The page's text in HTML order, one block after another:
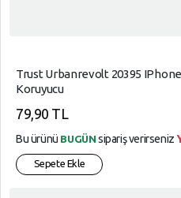
Trust Urbanrevolt 20395
Koruyucu
79,90 TL
Bu ürünü BUGÜN sipariş verirseniz
Sepete Ekle